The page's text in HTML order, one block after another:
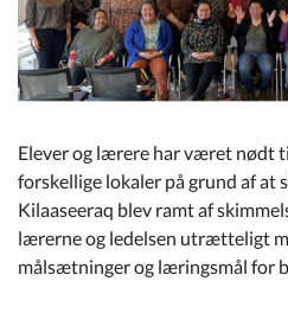
Elever og lærere har været nødt
forskellige lokaler på grund af
Kilaaseeraq blev ramt af
lærerne og ledelsen utrætteligt
målsætninger og læringsmål for